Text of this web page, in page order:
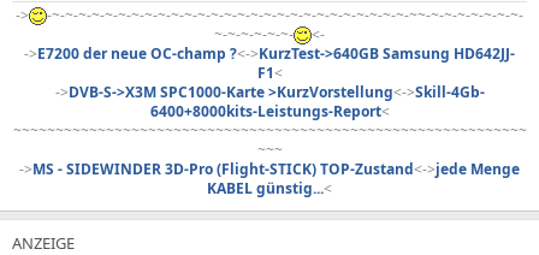
->
-~-~-~-~-~-~-~-~-~-~-~-~-~-~-~-~-~-~-~-~-~-~-~-~-~-~-~-~~-~-~-~-~-~-~-~-
~-~-~-~-~-~-
<-
->E7200 der neue OC-champ ?<->KurzTest->640GB Samsung HD642JJ-
F1<
->DVB-S->X3M SPC1000-Karte >KurzVorstellung<->Skill-4Gb-
6400+8000kits-Leistungs-Report<
~~~~~~~~~~~~~~~~~~~~~~~~~~~~~~~~~~~~~~~~~~~~~~~~~~~~~~~~~~~~~
~~~
->MS - SIDEWINDER 3D-Pro (Flight-STICK) TOP-Zustand<->jede Menge
KABEL günstig...<​